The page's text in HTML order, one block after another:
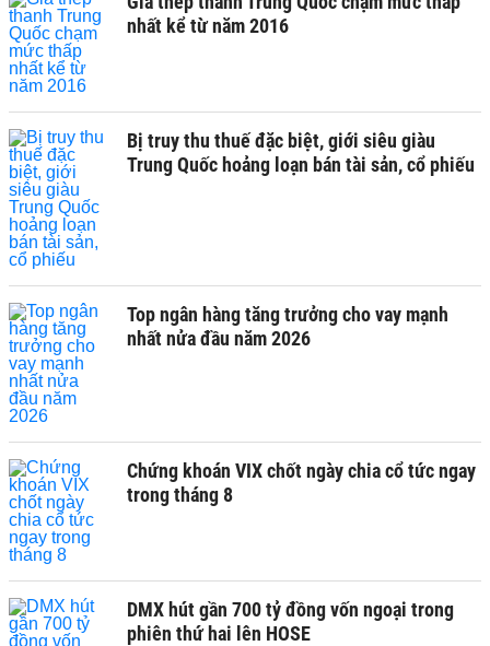
nhất kể từ năm 2016
Bị truy thu thuế đặc biệt, giới siêu giàu
Trung Quốc hoảng loạn bán tài sản, cổ phiếu
Top ngân hàng tăng trưởng cho vay mạnh
nhất nửa đầu năm 2026
Chứng khoán VIX chốt ngày chia cổ tức ngay
trong tháng 8
DMX hút gần 700 tỷ đồng vốn ngoại trong
phiên thứ hai lên HOSE